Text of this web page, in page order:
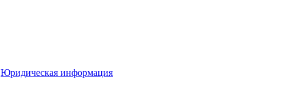
Юридическая информация